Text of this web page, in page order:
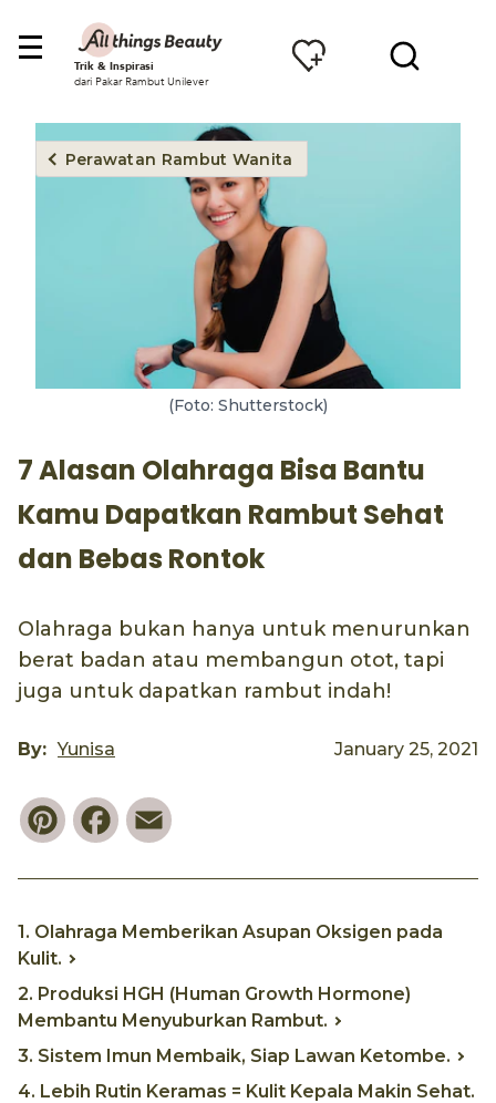
Trik & Inspirasi
dari Pakar Rambut Unilever
Perawatan Rambut Wanita
(Foto: Shutterstock)
7 Alasan Olahraga Bisa Bantu
Kamu Dapatkan Rambut Sehat
dan Bebas Rontok
Olahraga bukan hanya untuk menurunkan
berat badan atau membangun otot, tapi
juga untuk dapatkan rambut indah!
By: Yunisa January 25, 2021
PinterestFacebook
1. Olahraga Memberikan Asupan Oksigen pada
Kulit.
2. Produksi HGH (Human Growth Hormone)
Membantu Menyuburkan Rambut.
3. Sistem Imun Membaik, Siap Lawan Ketombe.
4. Lebih Rutin Keramas = Kulit Kepala Makin Sehat.